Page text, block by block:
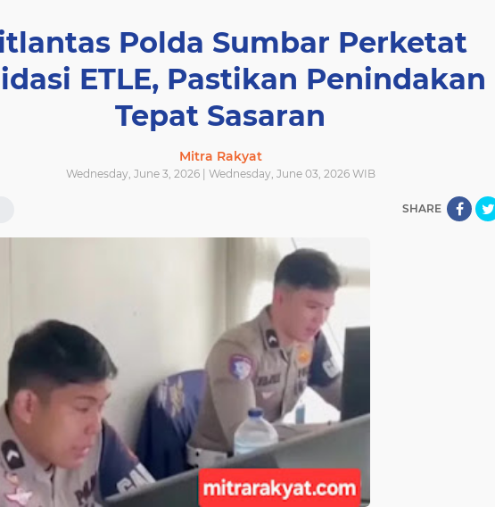
Polda Sumbar Perketat
ETLE, Pastikan Penindakan
Tepat Sasaran
Mitra Rakyat
Wednesday, June 3, 2026 | Wednesday, June 03, 2026 WIB
SHARE